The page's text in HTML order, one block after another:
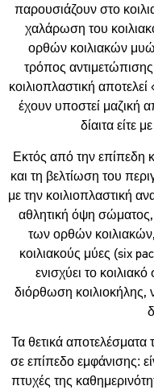
παρουσιάζουν στο
χαλάρωση του
ορθών κοιλιακών
τρόπος
κοιλιοπλαστική
έχουν υποστεί μαζική
δίαιτα είτε
Εκτός από την επίπεδη
και τη βελτίωση του
με την κοιλιοπλαστική
αθλητική όψη
των ορθών
κοιλιακούς μύες (six
ενισχύει το
διόρθωση κοιλιοκήλης,
Τα θετικά αποτελέσματα
σε επίπεδο εμφάνισης:
πτυχές της